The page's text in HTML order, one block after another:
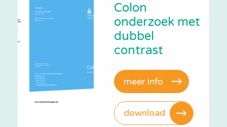
Colon
onderzoek met
dubbel
contrast
meer info
download